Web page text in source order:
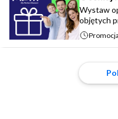
Wystaw
objętych